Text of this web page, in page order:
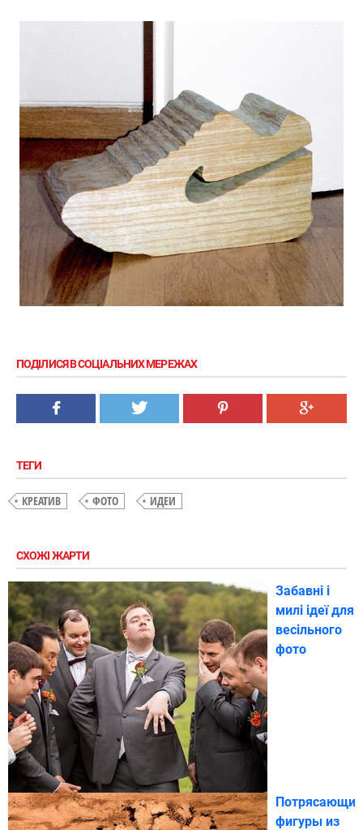
ПОДІЛИСЯ В СОЦІАЛЬНИХ МЕРЕЖАХ
ТЕГИ
КРЕАТИВ ФОТО ИДЕИ
СХОЖІ ЖАРТИ
Забавні і
милі ідеї для
весільного
фото
Потрясающие
фигуры из